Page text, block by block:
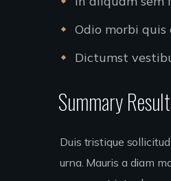
Odio morbi
Dictumst
Summary
Duis tristique
urna. Mauris a diam